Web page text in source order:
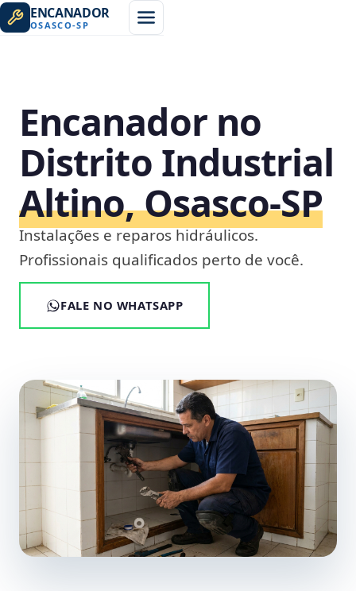
ENCANADOR
OSASCO-SP
Encanador no
Distrito Industrial
Altino, Osasco‑SP
Instalações e reparos hidráulicos.
Profissionais qualificados perto de você.
FALE NO WHATSAPP